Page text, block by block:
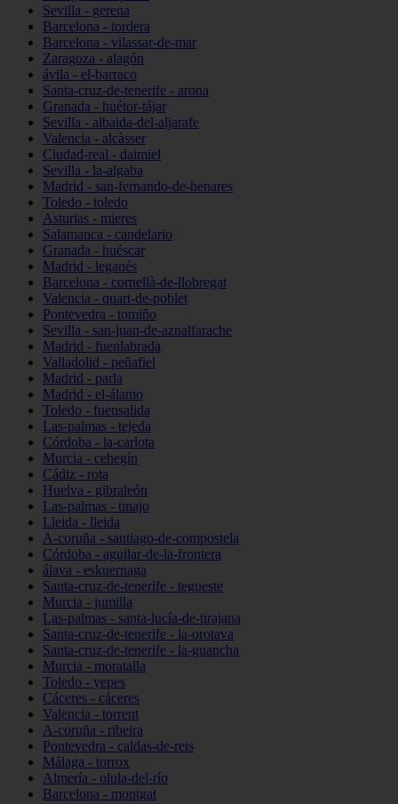
Sevilla - gerena
Barcelona - tordera
Barcelona - vilassar-de-mar
Zaragoza - alagón
ávila - el-barraco
Santa-cruz-de-tenerife - arona
Granada - huétor-tájar
Sevilla - albaida-del-aljarafe
Valencia - alcàsser
Ciudad-real - daimiel
Sevilla - la-algaba
Madrid - san-fernando-de-henares
Toledo - toledo
Asturias - mieres
Salamanca - candelario
Granada - huéscar
Madrid - leganés
Barcelona - cornellà-de-llobregat
Valencia - quart-de-poblet
Pontevedra - tomiño
Sevilla - san-juan-de-aznalfarache
Madrid - fuenlabrada
Valladolid - peñafiel
Madrid - parla
Madrid - el-álamo
Toledo - fuensalida
Las-palmas - tejeda
Córdoba - la-carlota
Murcia - cehegín
Cádiz - rota
Huelva - gibraleón
Las-palmas - tinajo
Lleida - lleida
A-coruña - santiago-de-compostela
Córdoba - aguilar-de-la-frontera
álava - eskuernaga
Santa-cruz-de-tenerife - tegueste
Murcia - jumilla
Las-palmas - santa-lucía-de-tirajana
Santa-cruz-de-tenerife - la-orotava
Santa-cruz-de-tenerife - la-guancha
Murcia - moratalla
Toledo - yepes
Cáceres - cáceres
Valencia - torrent
A-coruña - ribeira
Pontevedra - caldas-de-reis
Málaga - torrox
Almería - olula-del-río
Barcelona - montgat